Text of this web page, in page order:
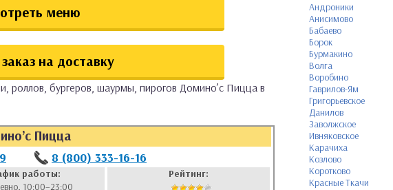
меню
на доставку
роллов, бургеров, шаурмы, пирогов Домино’с Пицца в
Пицца
8 (800) 333-16-16
работы:
10:00–23:00
Рейтинг:
Андроники
Анисимово
Бабаево
Борок
Бурмакино
Волга
Воробино
Гаврилов-Ям
Григорьевское
Данилов
Заволжское
Ивняковское
Карачиха
Козлово
Коротково
Красные Ткачи